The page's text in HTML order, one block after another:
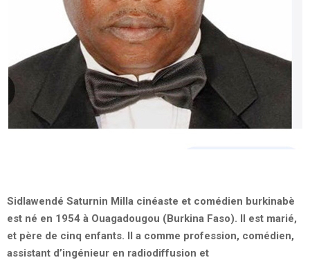
Sidlawendé Saturnin Milla cinéaste et comédien burkinabè
est né en 1954 à Ouagadougou (Burkina Faso). Il est marié,
et père de cinq enfants. Il a comme profession, comédien,
assistant d’ingénieur en radiodiffusion et